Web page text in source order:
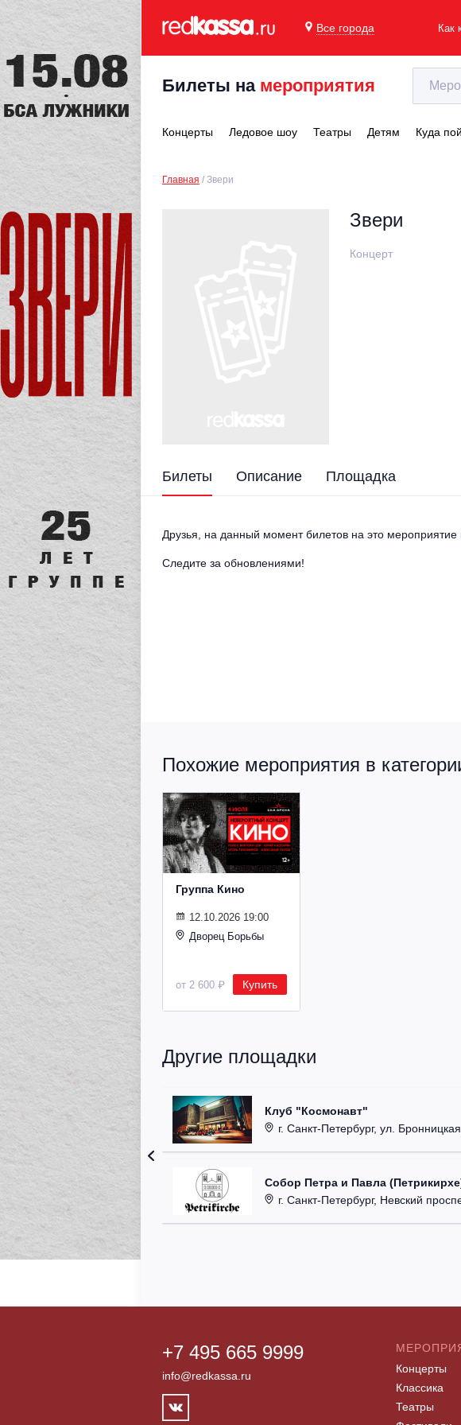
Все города Как
Билеты на мероприятия
Концерты Ледовое шоу Театры Детям Куда
Главная Звери
Звери
Концерт
Билеты Описание Площадка
Друзья, на данный момент билетов на это
Следите за обновлениями!
Похожие мероприятия в
Группа Кино
12.10.2026 19:00
Дворец Борьбы
от 2 600 ₽ Купить
Другие площадки
Клуб "Космонавт"
г. Санкт-Петербург, ул.
Собор Петра и Павла
г. Санкт-Петербург, Невский
+7 495 665 9999
info@redkassa.ru
Концерты
Классика
Театры